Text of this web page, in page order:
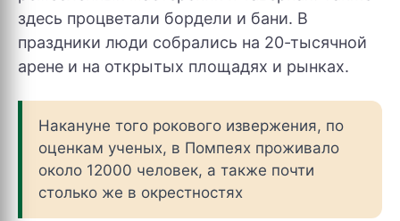
здесь процветали бордели и бани. В
праздники люди собрались на 20-тысячной
арене и на открытых площадях и рынках.
Накануне того рокового извержения, по
оценкам ученых, в Помпеях проживало
около 12000 человек, а также почти
столько же в окрестностях